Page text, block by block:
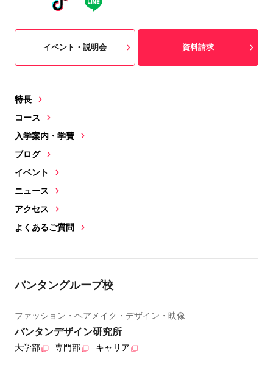
特長
コース
入学案内・学費
ブログ
イベント
ニュース
アクセス
よくあるご質問
イベント・説明会 資料請求
バンタングループ校
ファッション・ヘアメイク・デザイン・映像
バンタンデザイン研究所
大学部 専門部 キャリア